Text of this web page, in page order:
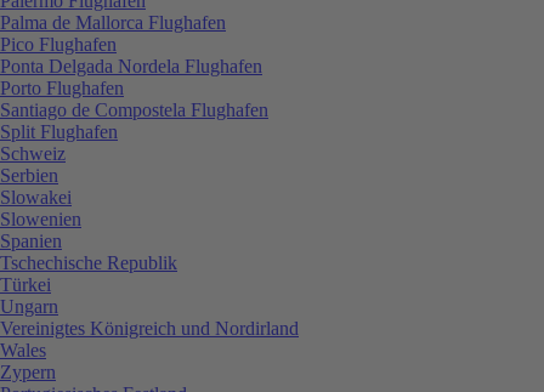
Palma de Mallorca Flughafen
Pico Flughafen
Ponta Delgada Nordela Flughafen
Porto Flughafen
Santiago de Compostela Flughafen
Split Flughafen
Schweiz
Serbien
Slowakei
Slowenien
Spanien
Tschechische Republik
Türkei
Ungarn
Vereinigtes Königreich und Nordirland
Wales
Zypern